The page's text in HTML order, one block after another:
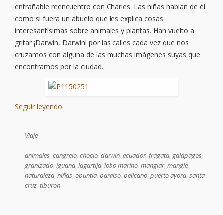
entrañable reencuentro con Charles. Las niñas hablan de él
como si fuera un abuelo que les explica cosas
interesantísimas sobre animales y plantas. Han vuelto a
gritar ¡Darwin, Darwin! por las calles cada vez que nos
cruzamos con alguna de las muchas imágenes suyas que
encontramos por la ciudad.
Seguir leyendo
Viaje
animales, cangrejo, choclo, darwin, ecuador, fragata, galápagos,
granizado, iguana, lagartija, lobo marino, manglar, mangle,
naturaleza, niñas, opuntia, paraiso, pelícano, puerto ayora, santa
cruz, tiburon